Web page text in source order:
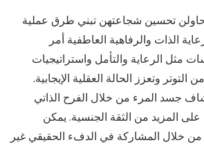
تحسين شجاعتهن تبني طرق عملية
الذات والرفاهية العاطفية أمر
مثل الرعاية والتأمل واستراتيجيات
وتعزز الحالة العقلية الإيجابية.
جسد المرء من خلال الفرح الذاتي
على المزيد من الثقة الجنسية. يمكن
من خلال المشاركة في الدفء الحقيقي غير